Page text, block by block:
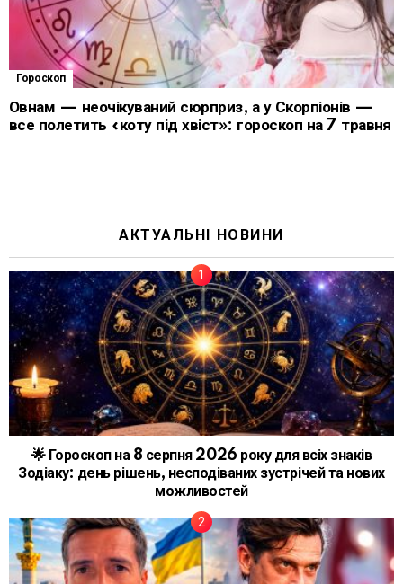
Гороскоп
Овнам — неочікуваний сюрприз, а у Скорпіонів —
все полетить «коту під хвіст»: гороскоп на 7 травня
АКТУАЛЬНІ НОВИНИ
🌟 Гороскоп на 8 серпня 2026 року для всіх знаків
Зодіаку: день рішень, несподіваних зустрічей та нових
можливостей